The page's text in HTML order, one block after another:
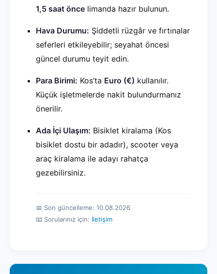
1,5 saat önce limanda hazır bulunun.
Hava Durumu: Şiddetli rüzgâr ve fırtınalar
seferleri etkileyebilir; seyahat öncesi
güncel durumu teyit edin.
Para Birimi: Kos’ta Euro (€) kullanılır.
Küçük işletmelerde nakit bulundurmanız
önerilir.
Ada İçi Ulaşım: Bisiklet kiralama (Kos
bisiklet dostu bir adadır), scooter veya
araç kiralama ile adayı rahatça
gezebilirsiniz.
📅 Son güncelleme: 10.08.2026
📧 Sorularınız için: İletişim